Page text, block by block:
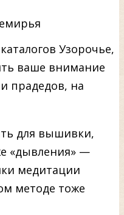
Узорочье,
ваше внимание
прадедов, на
для вышивки,
«дывления» —
медитации
методе тоже